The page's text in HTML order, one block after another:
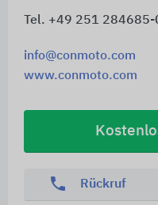
Tel. +49 251 284685-
info@conmoto.com
www.conmoto.com
phone Rückruf